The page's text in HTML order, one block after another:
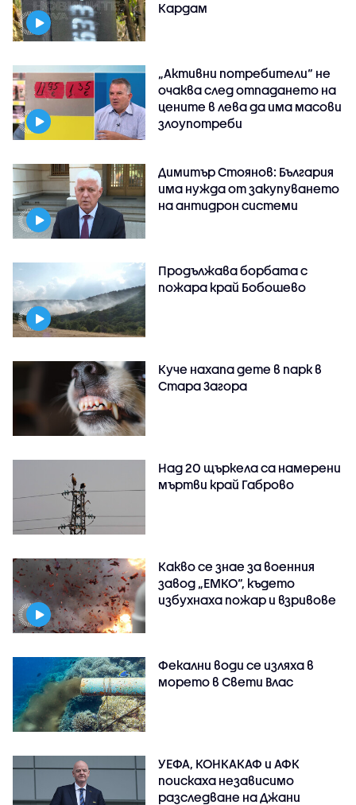
Кардам
„Активни потребители“ не
очаква след отпадането на
цените в лева да има масови
злоупотреби
Димитър Стоянов: България
има нужда от закупуването
на антидрон системи
Продължава борбата с
пожара край Бобошево
Куче нахапа дете в парк в
Стара Загора
Над 20 щъркела са намерени
мъртви край Габрово
Какво се знае за военния
завод „ЕМКО“, където
избухнаха пожар и взривове
Фекални води се изляха в
морето в Свети Влас
УЕФА, КОНКАКАФ и АФК
поискаха независимо
разследване на Джани